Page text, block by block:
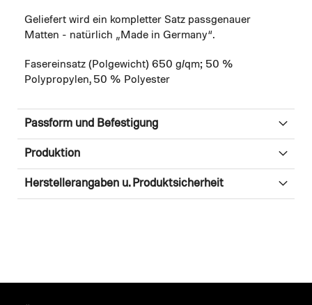
Geliefert wird ein kompletter Satz passgenauer
Matten - natürlich „Made in Germany“.
Fasereinsatz (Polgewicht) 650 g/qm; 50 %
Polypropylen, 50 % Polyester
Passform und Befestigung
Produktion
Herstellerangaben u. Produktsicherheit